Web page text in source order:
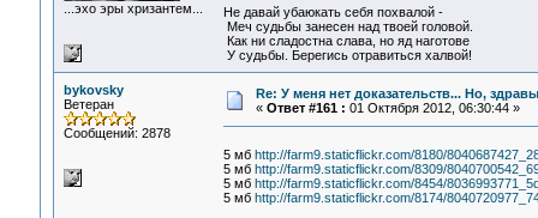
...эхо эры хризантем...
Не давай убаюкать себя похвалой -
Меч судьбы занесен над твоей головой.
Как ни сладостна слава, но яд наготове
У судьбы. Берегись отравиться халвой!
bykovsky
Ветеран
Сообщений: 2878
Re: У меня нет доказательств... Но,
« Ответ #161 : 01 Октября 2012, 06:30:44 »
5 мб http://farm9.staticflickr.com/8180/
5 мб http://farm9.staticflickr.com/8309/
5 мб http://farm9.staticflickr.com/8454/
5 мб http://farm9.staticflickr.com/8174/